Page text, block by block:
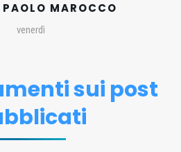
MAROCCO
venerdì
sui post